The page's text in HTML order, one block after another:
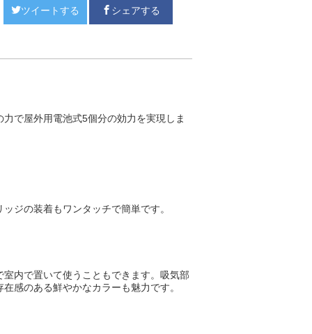
ツイートする シェアする
で屋外用電池式5個分の効力を実現しま
ジの装着もワンタッチで簡単です。
内で置いて使うこともできます。吸気部
感のある鮮やかなカラーも魅力です。